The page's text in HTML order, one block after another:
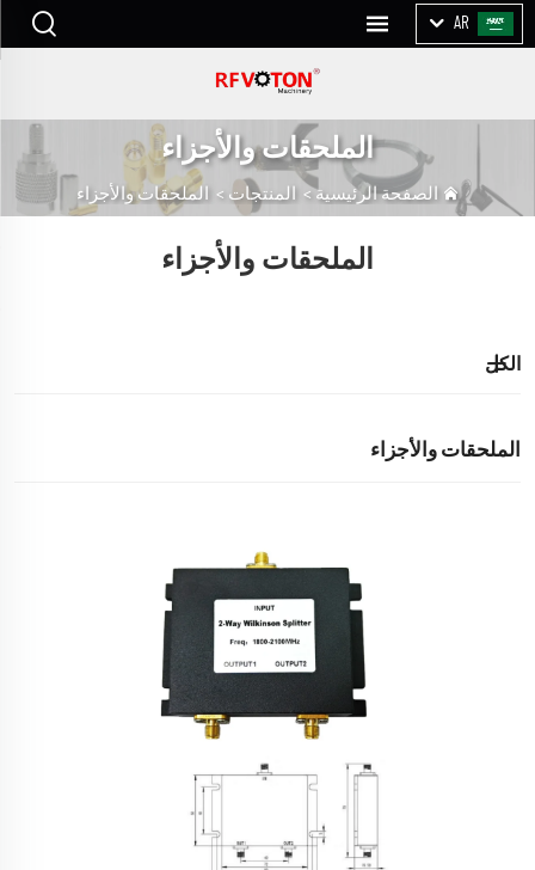
AR
الملحقات والأجزاء
الصفحة الرئيسية> المنتجات > الملحقات والأجزاء
الملحقات والأجزاء
الكل
الملحقات والأجزاء